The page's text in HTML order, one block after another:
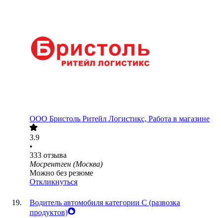
ООО Бристоль Ритейл Логистикс, Работа в магазине
3.9
•
333 отзыва
Мосрентген (Москва)
Можно без резюме
Откликнуться
Водитель автомобиля категории C (развозка
продуктов)